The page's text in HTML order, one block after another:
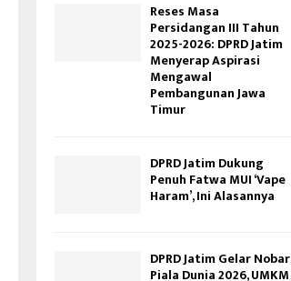
Reses Masa
Persidangan III Tahun
2025-2026: DPRD Jatim
Menyerap Aspirasi
Mengawal
Pembangunan Jawa
Timur
DPRD Jatim Dukung
Penuh Fatwa MUI ‘Vape
Haram’, Ini Alasannya
DPRD Jatim Gelar Nobar
Piala Dunia 2026, UMKM